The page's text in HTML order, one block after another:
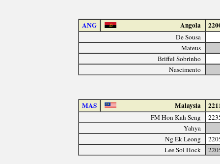
ANG Angola
De Sousa
Mateus
Briffel Sobrinho
Nascimento
MAS Malaysia
FM Hon Kah Seng
Yahya
Ng Ek Leong
Lee Soi Hock